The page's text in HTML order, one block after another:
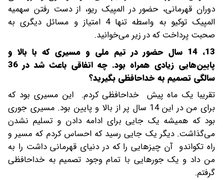
دوران قهرمانی، حضور در المپیک ریو، از دست رفتن سهمیه
المپیک توکیو به واسطه تنها 4 امتیاز و مسائل دیگری به
صحبت پرداخت که در زیر می‌خوانید.
13، 14 سال حضور در تیم ملی و مسیری که با بالا و
پایین‌هایی زیادی همراه بود. چه اتفاقی باعث شد در 36
سالگی تصمیم به خداحافظی بگیرید؟
تقریبا یک ماه پیش خداحافظی کردم. این مسیری بود که
برای من در این 14 سال پر از بالا و پایین بود. مسیری جوری
بود که همیشه یک جایی برای ادامه دادن و تسلیم نشدن
می‌گذاشت. دیگر یک جایی رسید که احساس کردم که مسیر و
راه تکواندو آن چیزهایی را که در دنیای قهرمانی داشت را به
من داد و یک جورهایی با تمام وجود تصمیم به خداحافظی
گرفتم.